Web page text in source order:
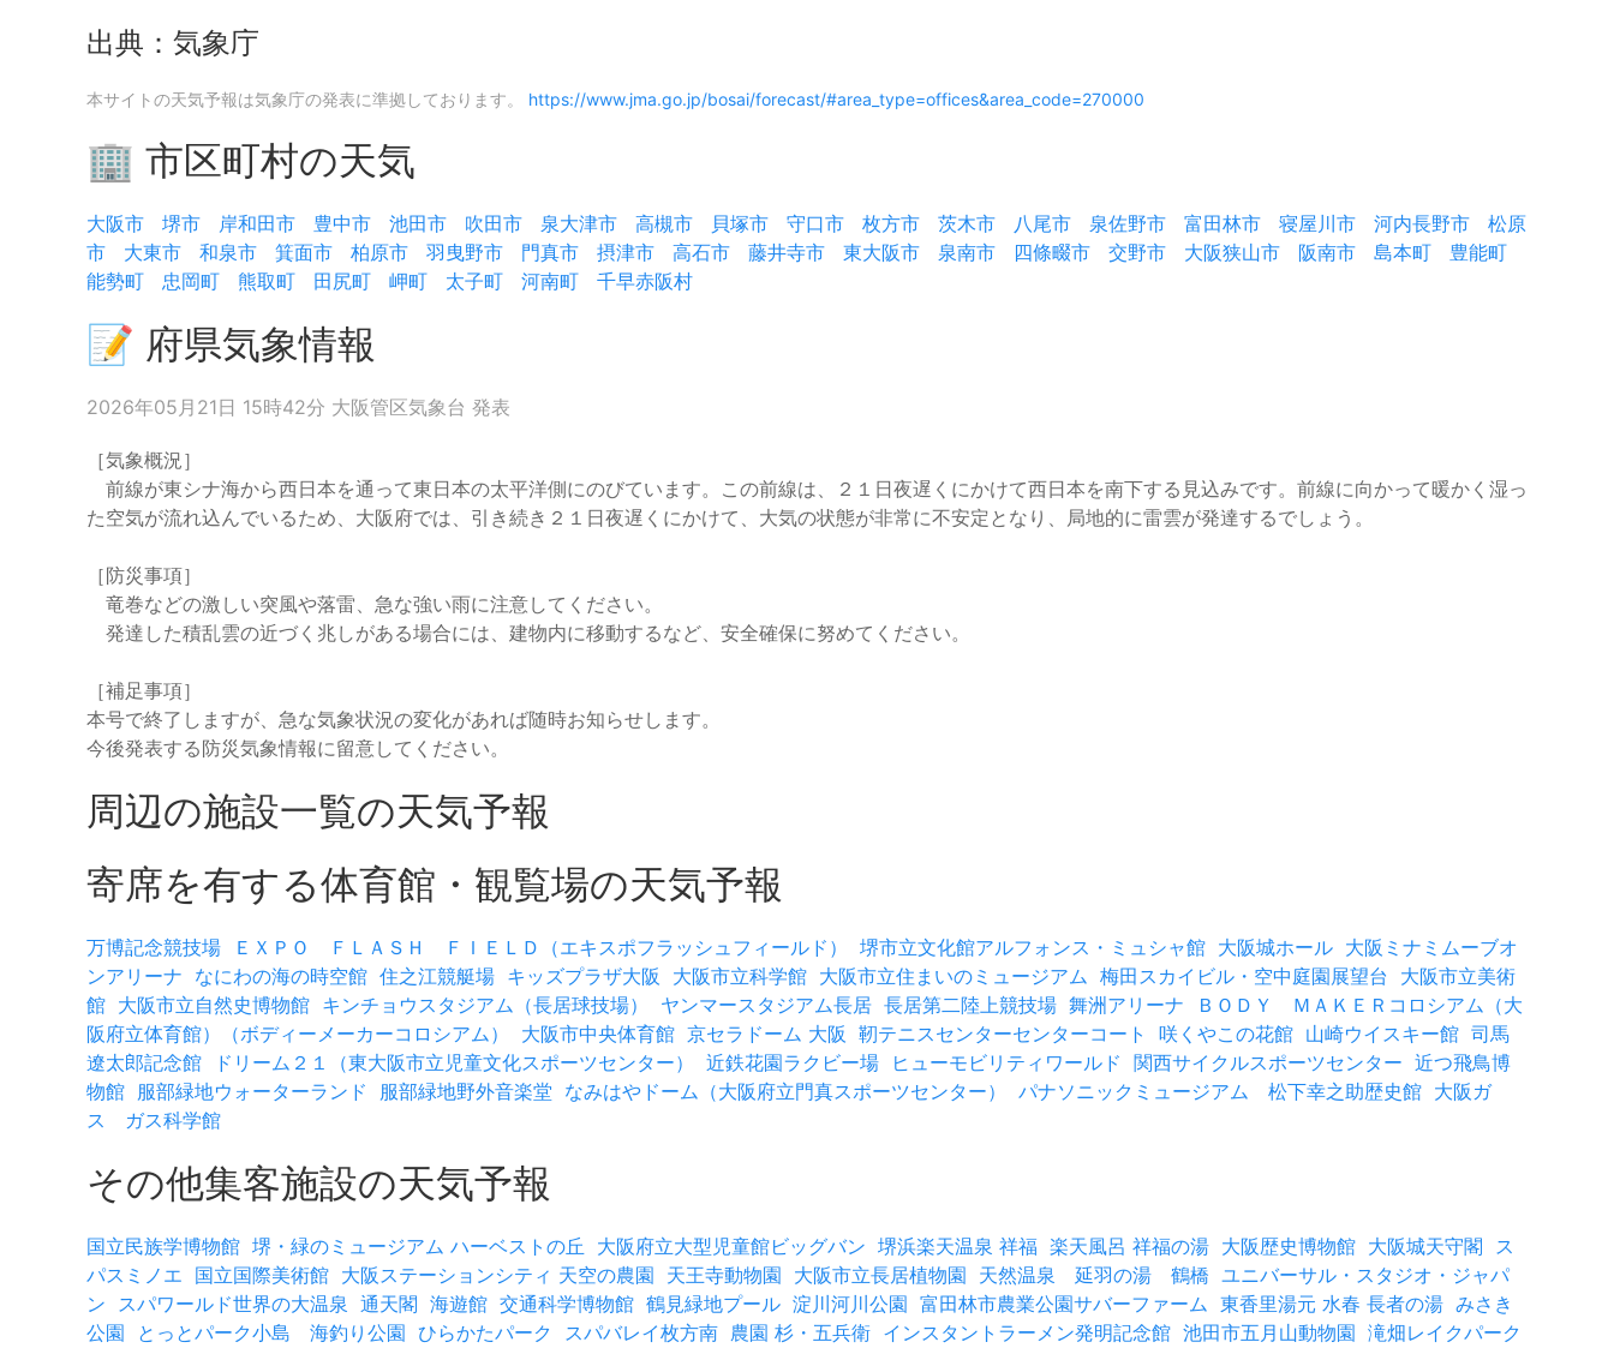
出典：気象庁
本サイトの天気予報は気象庁の発表に準拠しております。 https://www.jma.go.jp/bosai/forecast/#area_type=offices&area_code=270000
🏢 市区町村の天気
大阪市 堺市 岸和田市 豊中市 池田市 吹田市 泉大津市 高槻市 貝塚市 守口市 枚方市 茨木市 八尾市 泉佐野市 富田林市 寝屋川市 河内長野市
松原
市
大東市 和泉市 箕面市 柏原市 羽曳野市 門真市 摂津市 高石市 藤井寺市 東大阪市 泉南市 四條畷市 交野市 大阪狭山市 阪南市 島本町
豊能町
能勢町
忠岡町 熊取町 田尻町 岬町 太子町 河南町 千早赤阪村
📝 府県気象情報
2026年05月21日 15時42分 大阪管区気象台 発表
［気象概況］
前線が東シナ海から西日本を通って東日本の太平洋側にのびています。この前線は、２１日夜遅くにかけて西日本を南下する見込みです。前線に向かって暖かく湿っ
た空気が流れ込んでいるため、大阪府では、引き続き２１日夜遅くにかけて、大気の状態が非常に不安定となり、局地的に雷雲が発達するでしょう。
［防災事項］
竜巻などの激しい突風や落雷、急な強い雨に注意してください。
発達した積乱雲の近づく兆しがある場合には、建物内に移動するなど、安全確保に努めてください。
［補足事項］
本号で終了しますが、急な気象状況の変化があれば随時お知らせします。
今後発表する防災気象情報に留意してください。
周辺の施設一覧の天気予報
寄席を有する体育館・観覧場の天気予報
万博記念競技場 ＥＸＰＯ ＦＬＡＳＨ ＦＩＥＬＤ（エキスポフラッシュフィールド） 堺市立文化館アルフォンス・ミュシャ館 大阪城ホール 大阪ミナミムーブオ
ンアリーナ なにわの海の時空館 住之江競艇場 キッズプラザ大阪 大阪市立科学館 大阪市立住まいのミュージアム 梅田スカイビル・空中庭園展望台
大阪市立美術
館 大阪市立自然史博物館 キンチョウスタジアム（長居球技場） ヤンマースタジアム長居 長居第二陸上競技場 舞洲アリーナ
ＢＯＤＹ ＭＡＫＥＲコロシアム（大
阪府立体育館）（ボディーメーカーコロシアム）
大阪市中央体育館 京セラドーム 大阪 靭テニスセンターセンターコート 咲くやこの花館 山崎ウイスキー館 司馬
遼太郎記念館
ドリーム２１（東大阪市立児童文化スポーツセンター） 近鉄花園ラクビー場 ヒューモビリティワールド 関西サイクルスポーツセンター 近つ飛鳥博
物館 服部緑地ウォーターランド 服部緑地野外音楽堂 なみはやドーム（大阪府立門真スポーツセンター） パナソニックミュージアム 松下幸之助歴史館 大阪ガ
ス ガス科学館
その他集客施設の天気予報
国立民族学博物館 堺・緑のミュージアム ハーベストの丘 大阪府立大型児童館ビッグバン 堺浜楽天温泉 祥福 楽天風呂 祥福の湯 大阪歴史博物館 大阪城天守閣 ス
パスミノエ 国立国際美術館 大阪ステーションシティ 天空の農園 天王寺動物園 大阪市立長居植物園 天然温泉 延羽の湯 鶴橋 ユニバーサル・スタジオ・ジャパ
ン スパワールド世界の大温泉 通天閣 海遊館 交通科学博物館 鶴見緑地プール 淀川河川公園 富田林市農業公園サバーファーム 東香里湯元 水春 長者の湯 みさき
公園
とっとパーク小島 海釣り公園 ひらかたパーク スパバレイ枚方南 農園 杉・五兵衛 インスタントラーメン発明記念館 池田市五月山動物園 滝畑レイクパーク